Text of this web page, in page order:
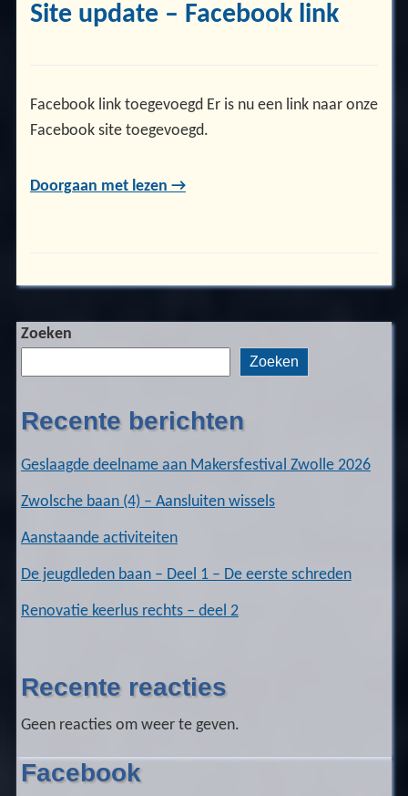
Zoeken
Zoeken
Recente berichten
Geslaagde deelname aan Makersfestival Zwolle 2026
Zwolsche baan (4) – Aansluiten wissels
Aanstaande activiteiten
De jeugdleden baan – Deel 1 – De eerste schreden
Renovatie keerlus rechts – deel 2
Recente reacties
Geen reacties om weer te geven.
Site update – Facebook link
Facebook link toegevoegd Er is nu een link naar onze
Facebook site toegevoegd.
Doorgaan met lezen →
Facebook